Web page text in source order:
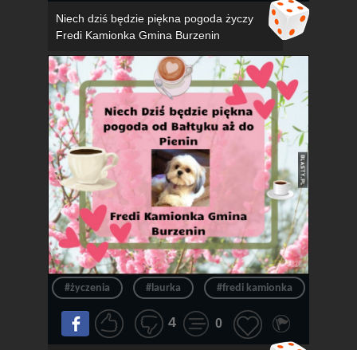
Niech dziś będzie piękna pogoda życzy
Fredi Kamionka Gmina Burzenin
#życzenia #laurka #fredi kamionka
4 0